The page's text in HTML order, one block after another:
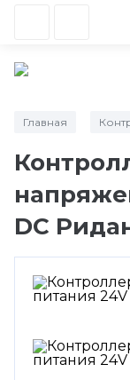
Главная
DC